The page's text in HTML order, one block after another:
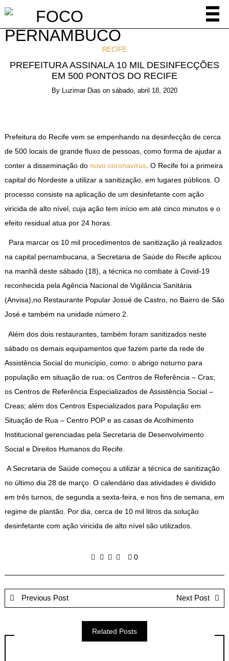
RECIFE
PREFEITURA ASSINALA 10 MIL DESINFECÇÕES
EM 500 PONTOS DO RECIFE
By Luzimar Dias on sábado, abril 18, 2020
Prefeitura do Recife vem se empenhando na desinfecção de cerca
de 500 locais de grande fluxo de pessoas, como forma de ajudar a
conter a disseminação do novo coronavírus. O Recife foi a primeira
capital do Nordeste a utilizar a sanitização, em lugares públicos. O
processo consiste na aplicação de um desinfetante com ação
viricida de alto nível, cuja ação tem início em até cinco minutos e o
efeito residual atua por 24 horas.
Para marcar os 10 mil procedimentos de sanitização já realizados
na capital pernambucana, a Secretaria de Saúde do Recife aplicou
na manhã deste sábado (18), a técnica no combate à Covid-19
reconhecida pela Agência Nacional de Vigilância Sanitária
(Anvisa),no Restaurante Popular Josué de Castro, no Bairro de São
José e também na unidade número 2.
Além dos dois restaurantes, também foram sanitizados neste
sábado os demais equipamentos que fazem parte da rede de
Assistência Social do município, como: o abrigo noturno para
população em situação de rua; os Centros de Referência – Cras;
os Centros de Referência Especializados de Assistência Social –
Creas; além dos Centros Especializados para População em
Situação de Rua – Centro POP e as casas de Acolhimento
Institucional gerenciadas pela Secretaria de Desenvolvimento
Social e Direitos Humanos do Recife.
A Secretaria de Saúde começou a utilizar a técnica de sanitização
no último dia 28 de março. O calendário das atividades é dividido
em três turnos, de segunda a sexta-feira, e nos fins de semana, em
regime de plantão. Por dia, cerca de 10 mil litros da solução
desinfetante com ação viricida de alto nível são utilizados.
0
Previous Post Next Post
Related Posts